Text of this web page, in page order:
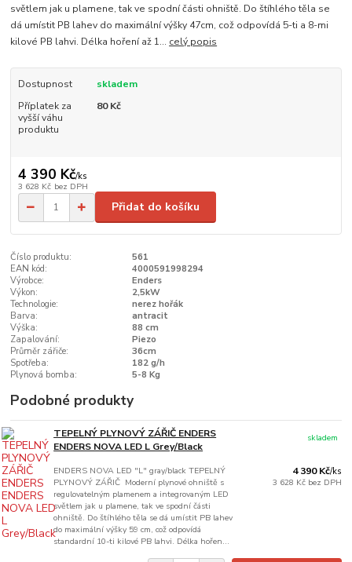
světlem jak u plamene, tak ve spodní části ohniště. Do štíhlého těla se
dá umístit PB lahev do maximální výšky 47cm, což odpovídá 5-ti a 8-mi
kilové PB lahvi. Délka hoření až 1... celý popis
Dostupnost
skladem
Příplatek za
vyšší váhu
produktu
80 Kč
4 390 Kč/ks
3 628 Kč bez DPH
Přidat do košíku
Číslo produktu:
561
EAN kód:
4000591998294
Výrobce:
Enders
Výkon:
2,5kW
Technologie:
nerez hořák
Barva:
antracit
Výška:
88 cm
Zapalování:
Piezo
Průměr zářiče:
36cm
Spotřeba:
182 g/h
Plynová bomba:
5-8 Kg
Podobné produkty
TEPELNÝ PLYNOVÝ ZÁŘIČ ENDERS
ENDERS NOVA LED L Grey/Black
ENDERS NOVA LED "L" gray/black TEPELNÝ
PLYNOVÝ ZÁŘIČ Moderní plynové ohniště s
regulovatelným plamenem a integrovaným LED
světlem jak u plamene, tak ve spodní části
ohniště. Do štíhlého těla se dá umístit PB lahev
do maximální výšky 59 cm, což odpovídá
standardní 10-ti kilové PB lahvi. Délka hořen...
4 390 Kč/ks
3 628 Kč bez DPH
skladem